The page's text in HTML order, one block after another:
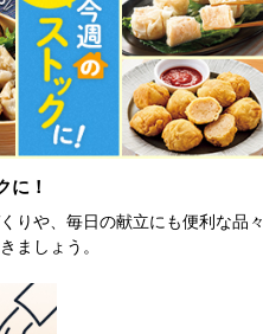
に！
りや、毎日の献立にも便利な品々
ましょう。